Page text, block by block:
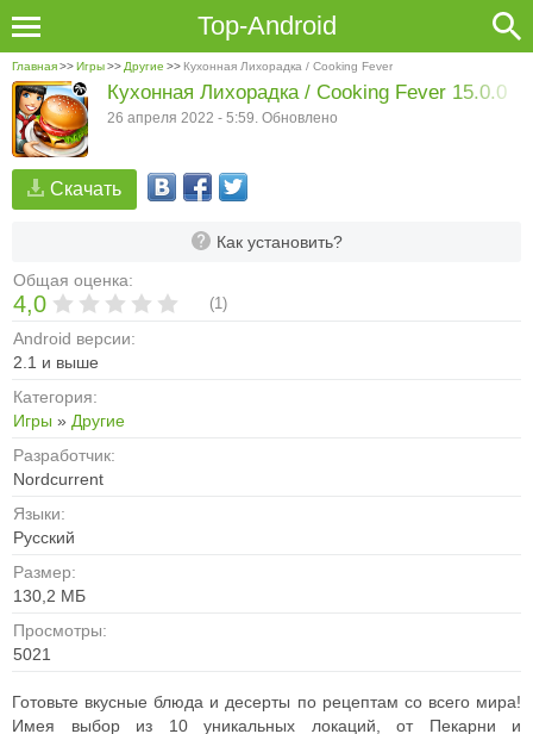
Top-Android
Главная>>Игры>> Другие >> Кухонная Лихорадка / Cooking Fever
Скачать
Как установить?
Общая оценка:
4,0 (1)
Android версии:
2.1 и выше
Категория:
Игры » Другие
Разработчик:
Nordcurrent
Языки:
Русский
Размер:
130,2 МБ
Просмотры:
5021
Кухонная Лихорадка / Cooking Fever 15.0.0
26 апреля 2022 - 5:59. Обновлено
Готовьте вкусные блюда и десерты по рецептам со всего мира!
Имея выбор из 10 уникальных локаций, от Пекарни и